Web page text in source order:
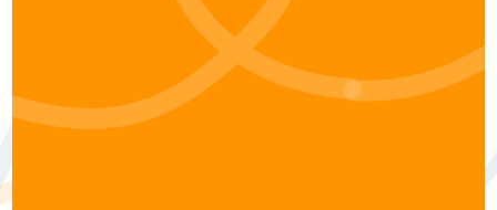
Case studies